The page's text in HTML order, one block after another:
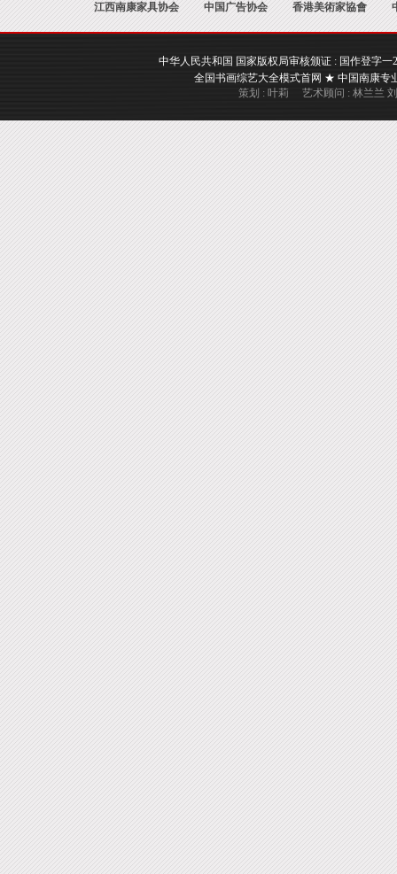
江西南康家具协会
中国广告协会 香港美術家協會
中华人民共和国 国家版权局审核颁证 : 国作登字
全国书画综艺大全模式首网 ★ 中国南康
策划 : 叶莉 艺术顾问 : 林兰兰